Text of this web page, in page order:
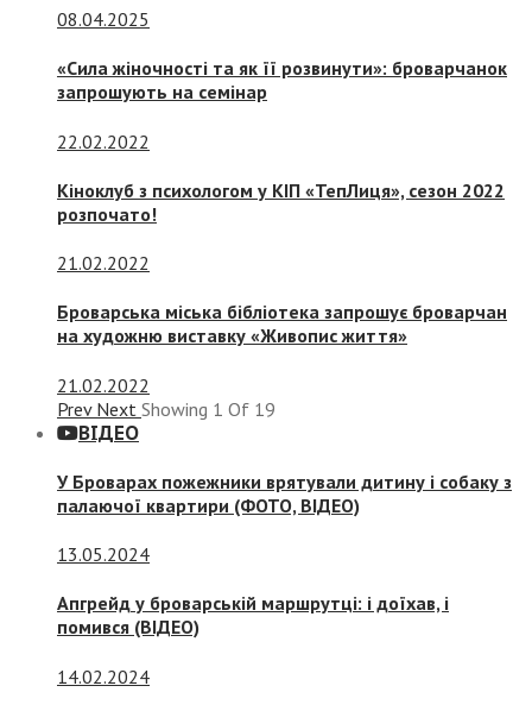
08.04.2025
«Сила жіночності та як її розвинути»: броварчанок
запрошують на семінар
22.02.2022
Кіноклуб з психологом у КІП «ТепЛиця», сезон 2022
розпочато!
21.02.2022
Броварська міська бібліотека запрошує броварчан
на художню виставку «Живопис життя»
21.02.2022
Prev Next Showing 1 Of 19
ВІДЕО
У Броварах пожежники врятували дитину і собаку з
палаючої квартири (ФОТО, ВІДЕО)
13.05.2024
Апгрейд у броварській маршрутці: і доїхав, і
помився (ВІДЕО)
14.02.2024